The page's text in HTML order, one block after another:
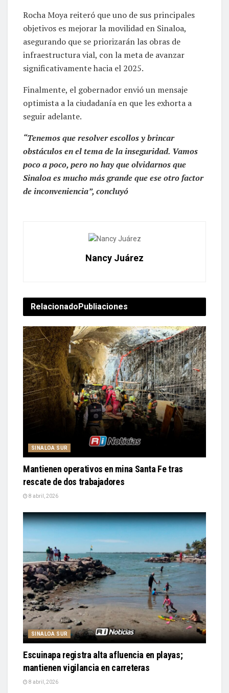
Rocha Moya reiteró que uno de sus principales
objetivos es mejorar la movilidad en Sinaloa,
asegurando que se priorizarán las obras de
infraestructura vial, con la meta de avanzar
significativamente hacia el 2025.
Finalmente, el gobernador envió un mensaje
optimista a la ciudadanía en que les exhorta a
seguir adelante.
“Tenemos que resolver escollos y brincar
obstáculos en el tema de la inseguridad. Vamos
poco a poco, pero no hay que olvidarnos que
Sinaloa es mucho más grande que ese otro factor
de inconveniencia”, concluyó
Nancy Juárez
RelacionadoPubliaciones
SINALOA SUR
Mantienen operativos en mina Santa Fe tras
rescate de dos trabajadores
8 abril, 2026
SINALOA SUR
Escuinapa registra alta afluencia en playas;
mantienen vigilancia en carreteras
8 abril, 2026